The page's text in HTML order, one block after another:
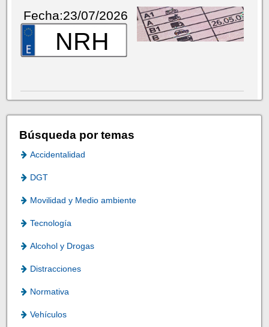
Fecha:23/07/2026
NRH
Búsqueda por temas
Accidentalidad
DGT
Movilidad y Medio ambiente
Tecnología
Alcohol y Drogas
Distracciones
Normativa
Vehículos